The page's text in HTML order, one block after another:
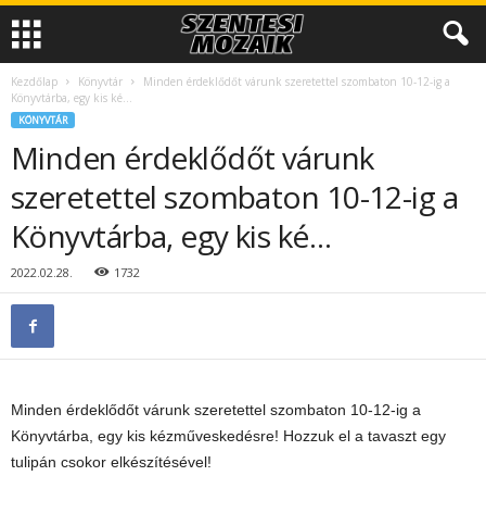
Kezdőlap Könyvtár
Minden érdeklődőt várunk szeretettel szombaton 10-12-ig a
Könyvtárba, egy kis ké…
KÖNYVTÁR
Minden érdeklődőt várunk
szeretettel szombaton 10-12-ig a
Könyvtárba, egy kis ké…
2022.02.28. 1732
Minden érdeklődőt várunk szeretettel szombaton 10-12-ig a
Könyvtárba, egy kis kézműveskedésre! Hozzuk el a tavaszt egy
tulipán csokor elkészítésével!